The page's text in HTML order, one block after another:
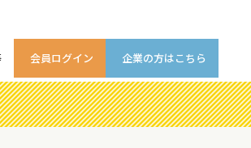
会員ログイン 企業の方はこちら